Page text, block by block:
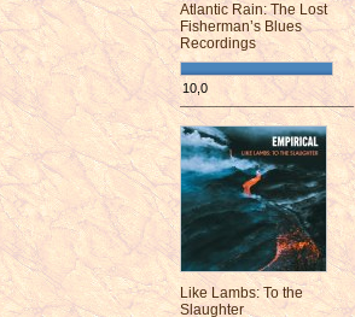
Atlantic Rain: The Lost
Fisherman’s Blues
Recordings
10,0
¯¯¯¯¯¯¯¯¯¯¯¯¯¯¯¯¯¯¯¯¯¯¯¯
Like Lambs: To the
Slaughter